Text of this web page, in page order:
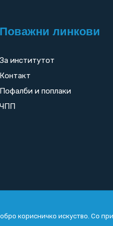
Поважни линкови
За институтот
Контакт
Пофалби и поплаки
ЧПП
Copyright 2026. All
корисничко искуство. Со